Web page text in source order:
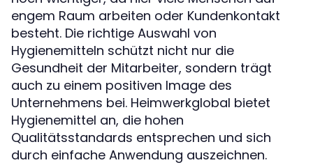
engem Raum arbeiten oder Kundenkontakt
besteht. Die richtige Auswahl von
Hygienemitteln schützt nicht nur die
Gesundheit der Mitarbeiter, sondern trägt
auch zu einem positiven Image des
Unternehmens bei. Heimwerkglobal bietet
Hygienemittel an, die hohen
Qualitätsstandards entsprechen und sich
durch einfache Anwendung auszeichnen.